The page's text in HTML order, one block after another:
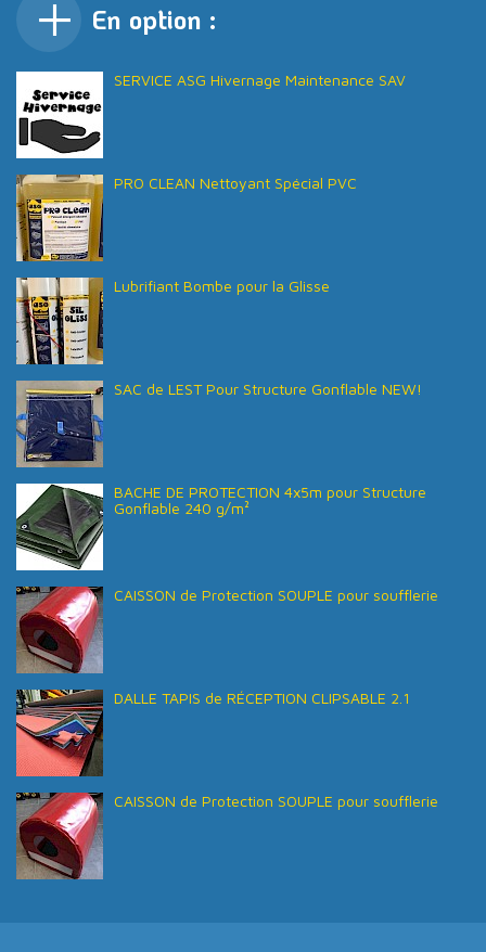
En option :
SERVICE ASG Hivernage Maintenance SAV
PRO CLEAN Nettoyant Spécial PVC
Lubrifiant Bombe pour la Glisse
SAC de LEST Pour Structure Gonflable NEW!
BACHE DE PROTECTION 4x5m pour Structure
Gonflable 240 g/m²
CAISSON de Protection SOUPLE pour soufflerie
DALLE TAPIS de RÉCEPTION CLIPSABLE 2.1
CAISSON de Protection SOUPLE pour soufflerie